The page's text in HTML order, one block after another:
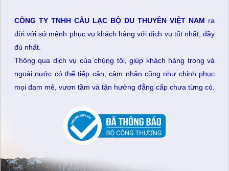
CÔNG TY TNHH CÂU LẠC BỘ DU THUYỀN VIỆT NAM ra
đời với sứ mệnh phục vụ khách hàng với dịch vụ tốt nhất, đầy
đủ nhất.
Thông qua dịch vụ của chúng tôi, giúp khách hàng trong và
ngoài nước có thể tiếp cận, cảm nhận cũng như chinh phục
mọi đam mê, vươn tầm và tận hưởng đẳng cấp chưa từng có.